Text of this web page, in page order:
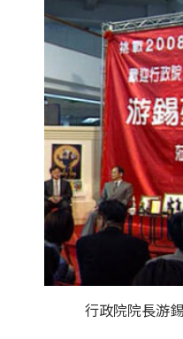
行政院院長游